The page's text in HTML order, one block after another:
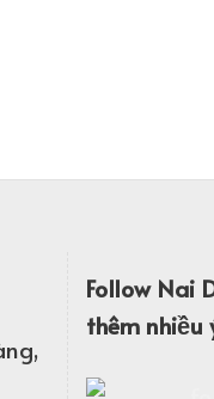
Follow Nai
thêm